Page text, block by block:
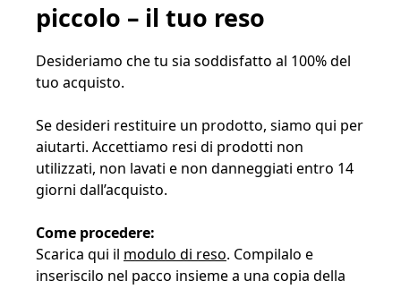
piccolo – il tuo reso
Desideriamo che tu sia soddisfatto al 100% del
tuo acquisto.
Se desideri restituire un prodotto, siamo qui per
aiutarti. Accettiamo resi di prodotti non
utilizzati, non lavati e non danneggiati entro 14
giorni dall’acquisto.
Come procedere:
Scarica qui il modulo di reso. Compilalo e
inseriscilo nel pacco insieme a una copia della